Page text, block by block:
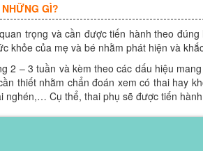
GÌ?
trọng và cần được tiến hành theo
khỏe của mẹ và bé nhằm phát hiện và
2 – 3 tuần và kèm theo các dấu hiệu
thiết nhằm chẩn đoán xem có thai hay
nghén,… Cụ thể, thai phụ sẽ được tiến